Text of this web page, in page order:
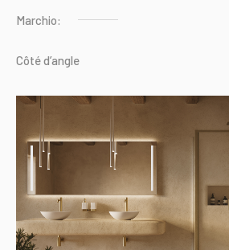
Marchio:
Côtéd’angle